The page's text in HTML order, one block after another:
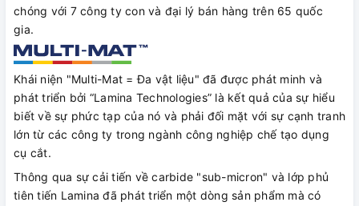
chóng với 7 công ty con và đại lý bán hàng trên 65 quốc
gia.
Khái niện "Multi-Mat = Đa vật liệu" đã được phát minh và
phát triển bởi “Lamina Technologies” là kết quả của sự hiểu
biết về sự phức tạp của nó và phải đối mặt với sự cạnh tranh
lớn từ các công ty trong ngành công nghiệp chế tạo dụng
cụ cắt.
Thông qua sự cải tiến về carbide "sub-micron" và lớp phủ
tiên tiến Lamina đã phát triển một dòng sản phẩm mà có